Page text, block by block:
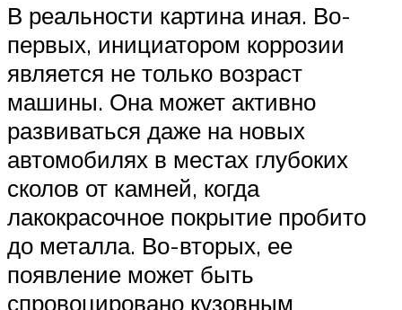
В реальности картина иная. Во-
первых, инициатором коррозии
является не только возраст
машины. Она может активно
развиваться даже на новых
автомобилях в местах глубоких
сколов от камней, когда
лакокрасочное покрытие пробито
до металла. Во-вторых, ее
появление может быть
спровоцировано кузовным